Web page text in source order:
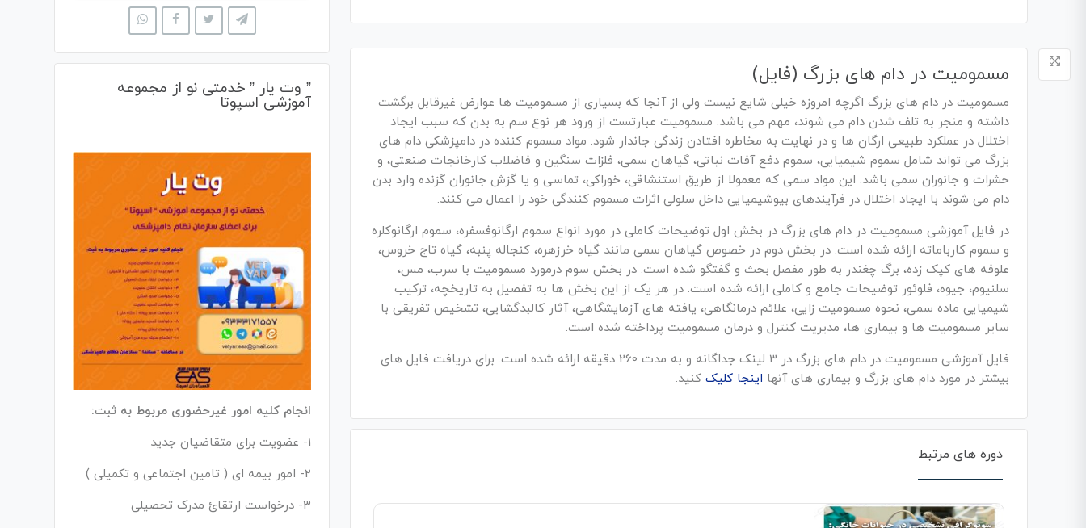
مسمومیت در دام های بزرگ (فایل)
مسمومیت در دام های بزرگ اگرچه امروزه خیلی شایع نیست ولی از آنجا که بسیاری از مسمومیت ها عوارض غیرقابل برگشت
داشته و منجر به تلف شدن دام می شوند، مهم می باشد. مسمومیت عبارتست از ورود هر نوع سم به بدن که سبب ایجاد
اختلال در عملکرد طبیعی ارگان ها و در نهایت به مخاطره افتادن زندگی جاندار شود. مواد مسموم کننده در دامپزشکی دام های
بزرگ می تواند شامل سموم شیمیایی، سموم دفع آفات نباتی، گیاهان سمی، فلزات سنگین و فاضلاب کارخانجات صنعتی، و
حشرات و جانوران سمی باشد. این مواد سمی که معمولا از طریق استنشاقی، خوراکی، تماسی و یا گزش جانوران گزنده وارد بدن
دام می شوند با ایجاد اختلال در فرآیندهای بیوشیمیایی داخل سلولی اثرات مسموم کنندگی خود را اعمال می کنند.
در فایل آموزشی مسمومیت در دام های بزرگ در بخش اول توضیحات کاملی در مورد انواع سموم ارگانوفسفره، سموم ارگانوکلره
و سموم کارباماته ارائه شده است. در بخش دوم در خصوص گیاهان سمی مانند گیاه خرزهره، کنجاله پنبه، گیاه تاج خروس،
علوفه های کپک زده، برگ چغندر به طور مفصل بحث و گفتگو شده است. در بخش سوم درمورد مسمومیت با سرب، مس،
سلنیوم، جیوه، فلوئور توضیحات جامع و کاملی ارائه شده است. در هر یک از این بخش ها به تفصیل به تاریخچه، ترکیب
شیمیایی ماده سمی، نحوه مسمومیت زایی، علائم درمانگاهی، یافته های آزمایشگاهی، آثار کالبدگشایی، تشخیص تفریقی با
سایر مسمومیت ها و بیماری ها، مدیریت کنترل و درمان مسمومیت پرداخته شده است.
فایل آموزشی مسمومیت در دام های بزرگ در 3 لینک جداگانه و به مدت 260 دقیقه ارائه شده است. برای دریافت فایل های
بیشتر در مورد دام های بزرگ و بیماری های آنها اینجا کلیککنید.
دوره های مرتبط
” وت یار ” خدمتی نو از مجموعه
آموزشی اسپوتا
انجام کلیه امور غیرحضوری مربوط به ثبت:
1- عضویت برای متقاضیان جدید
2- امور بیمه ای ( تامین اجتماعی و تکمیلی )
3- درخواست ارتقائ مدرک تحصیلی